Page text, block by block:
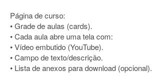
Página de curso:
• Grade de aulas (cards).
• Cada aula abre uma tela com:
• Vídeo embutido (YouTube).
• Campo de texto/descrição.
• Lista de anexos para download (opcional).